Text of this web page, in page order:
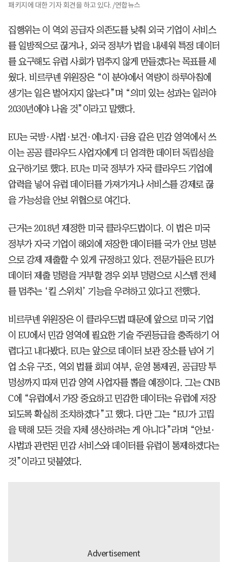
패키지에 대한 기자 회견을 하고 있다. /연합뉴스
집행위는 이 역외 공급자 의존도를 낮춰 외국 기업이 서비스
를 일방적으로 끊거나, 외국 정부가 법을 내세워 특정 데이터
를 요구해도 유럽 사회가 멈추지 않게 만들겠다는 목표를 세
웠다. 비르쿠넨 위원장은 “이 분야에서 역량이 하루아침에
생기는 일은 벌어지지 않는다”며 “의미 있는 성과는 일러야
2030년에야 나올 것”이라고 말했다.
EU는 국방·사법·보건·에너지·금융 같은 민감 영역에서 쓰
이는 공공 클라우드 사업자에게 더 엄격한 데이터 독립성을
요구하기로 했다. EU는 미국 정부가 자국 클라우드 기업에
압력을 넣어 유럽 데이터를 가져가거나 서비스를 강제로 끊
을 가능성을 안보 위협으로 여긴다.
근거는 2018년 제정한 미국 클라우드법이다. 이 법은 미국
정부가 자국 기업이 해외에 저장한 데이터를 국가 안보 명분
으로 강제 제출할 수 있게 규정하고 있다. 전문가들은 EU가
데이터 제출 명령을 거부할 경우 외부 명령으로 시스템 전체
를 멈추는 ‘킬 스위치’ 기능을 우려하고 있다고 전했다.
비르쿠넨 위원장은 이 클라우드법 때문에 앞으로 미국 기업
이 EU에서 민감 영역에 필요한 기술 주권등급을 충족하기 어
렵다고 내다봤다. EU는 앞으로 데이터 보관 장소를 넘어 기
업 소유 구조, 역외 법률 회피 여부, 운영 통제권, 공급망 투
명성까지 따져 민감 영역 사업자를 뽑을 예정이다. 그는 CNB
C에 “유럽에서 가장 중요하고 민감한 데이터는 유럽에 저장
되도록 확실히 조치하겠다”고 했다. 다만 그는 “EU가 고립
을 택해 모든 것을 자체 생산하려는 게 아니다”라며 “안보·
사법과 관련된 민감 서비스와 데이터를 유럽이 통제하겠다는
것”이라고 덧붙였다.